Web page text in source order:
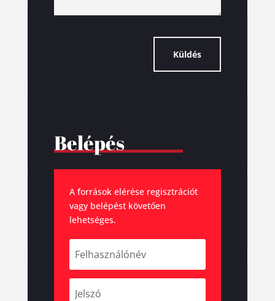
Küldés
Belépés
A források elérése regisztrációt
vagy belépést követően
lehetséges.